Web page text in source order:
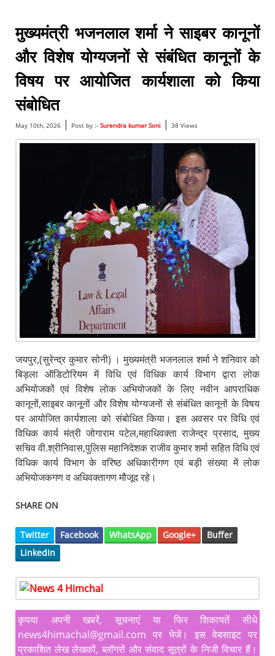
मुख्यमंत्री भजनलाल शर्मा ने साइबर कानूनों
और विशेष योग्यजनों से संबंधित कानूनों के
विषय पर आयोजित कार्यशाला को किया
संबोधित
May 10th, 2026| Post by :- Surendra kumar Soni | 38 Views
जयपुर,(सुरेन्द्र कुमार सोनी) । मुख्यमंत्री भजनलाल शर्मा ने शनिवार को
बिड़ला ऑडिटोरियम में विधि एवं विधिक कार्य विभाग द्वारा लोक
अभियोजकों एवं विशेष लोक अभियोजकों के लिए नवीन आपराधिक
कानूनों,साइबर कानूनों और विशेष योग्यजनों से संबंधित कानूनों के विषय
पर आयोजित कार्यशाला को संबोधित किया। इस अवसर पर विधि एवं
विधिक कार्य मंत्री जोगाराम पटेल,महाधिवक्ता राजेन्द्र प्रसाद, मुख्य
सचिव वी.श्रीनिवास,पुलिस महानिदेशक राजीव कुमार शर्मा सहित विधि एवं
विधिक कार्य विभाग के वरिष्ठ अधिकारीगण एवं बड़ी संख्या में लोक
अभियोजकगण व अधिवक्तागण मौजूद रहे।
SHARE ON
Twitter Facebook WhatsApp Google+
Buffer
LinkedIn
कृपया अपनी खबरें, सूचनाएं या फिर शिकायतें सीधे
news4himachal@gmail.com पर भेजें। इस वेबसाइट पर
प्रकाशित लेख लेखकों, ब्लॉगरों और संवाद सूत्रों के निजी विचार हैं।